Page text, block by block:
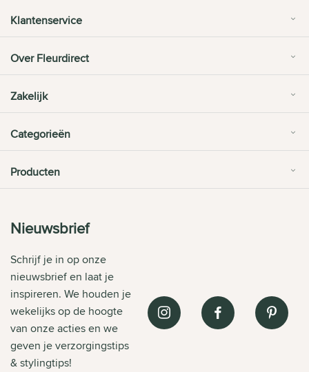
Klantenservice
Over Fleurdirect
Zakelijk
Categorieën
Producten
Nieuwsbrief
Schrijf je in op onze
nieuwsbrief en laat je
inspireren. We houden je
wekelijks op de hoogte
van onze acties en we
geven je verzorgingstips
& stylingtips!